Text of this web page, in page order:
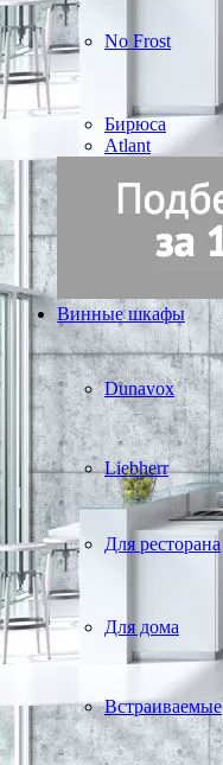
No Frost
Бирюса
Atlant
Винные шкафы
Dunavox
Liebherr
Для ресторана
Для дома
Встраиваемые